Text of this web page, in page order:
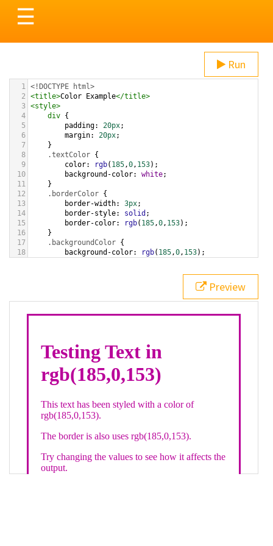
Toggle
navigation
☰
Run
1 <!DOCTYPE html>
2
<title>Color Example</title>
3 <style>
4
div {
5
padding: 20px;
6
margin: 20px;
7
}
8
.textColor {
9
color: rgb( 185,0, 153);
10
background-color: white;
11
}
12
.borderColor {
13
border-width: 3px;
14
border-style: solid ;
15
border-color: rgb( 185,0, 153);
16
}
17
.backgroundColor {
18
background-color: rgb( 185,0, 153);
bottom ,
white, rgb(185,0,153));
div class="textColor borderColor"
< h1>Testing Text in rgb(185,0,153)
Preview